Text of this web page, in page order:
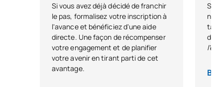
Si vous avez déjà décidé de franchir
le pas, formalisez votre inscription à
l'avance et bénéficiez d'une aide
directe. Une façon de récompenser
votre engagement et de planifier
votre avenir en tirant parti de cet
avantage.
Si